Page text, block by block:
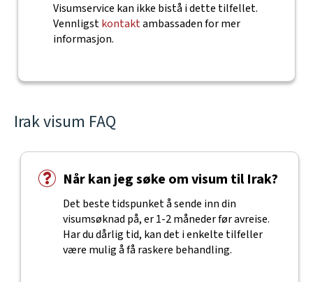
Visumservice kan ikke bistå i dette tilfellet.
Vennligstkontaktambassaden for mer
informasjon.
Irak visum FAQ
Når kan jeg søke om visum til Irak?
Det beste tidspunket å sende inn din
visumsøknad på, er 1-2 måneder før avreise.
Har du dårlig tid, kan det i enkelte tilfeller
være mulig å få raskere behandling.